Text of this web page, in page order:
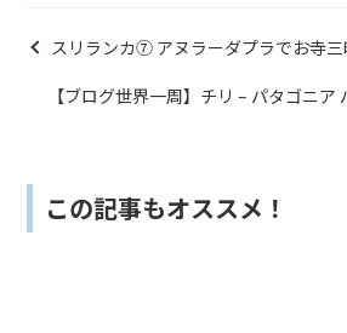
スリランカ⑦ アヌラーダプラでお寺
【ブログ世界一周】チリ – パタゴニア
この記事もオススメ！